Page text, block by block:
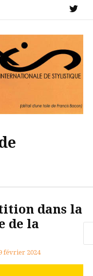
dans la
de la
février 2024